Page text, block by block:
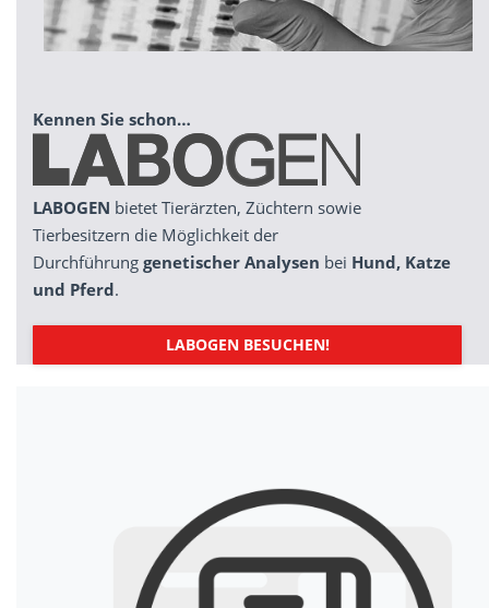
Kennen Sie schon…
LABOGEN bietet Tierärzten, Züchtern sowie
Tierbesitzern die Möglichkeit der
Durchführung genetischer Analysen bei Hund, Katze
und Pferd.
LABOGEN BESUCHEN!